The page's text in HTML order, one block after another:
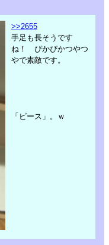
>>2655
手足も長そうです
ね！ ぴかぴかつやつ
やで素敵です。
「ピース」。ｗ